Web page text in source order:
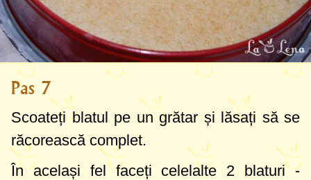
Pas 7
Scoateți blatul pe un grătar și lăsați să se
răcorească complet.
În același fel faceți celelalte 2 blaturi -